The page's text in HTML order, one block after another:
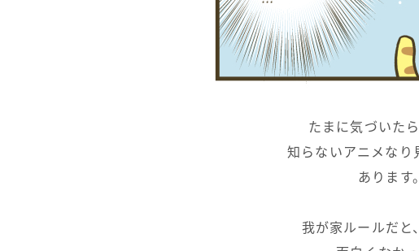
たまに気づいた
知らないアニメなり
あります。
我が家ルールだと